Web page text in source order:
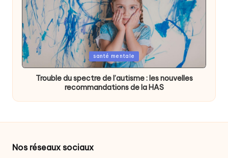
Posted
in
santé mentale
Trouble du spectre de l’autisme : les nouvelles
recommandations de la HAS
Nos réseaux sociaux